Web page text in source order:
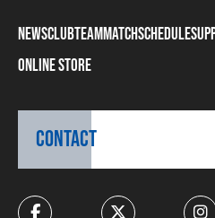
NEWSCLUBTEAMMATCHSCHEDULE
ONLINE STORE
CONTACT